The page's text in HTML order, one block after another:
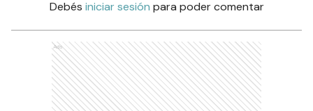
Debés iniciar sesión para poder comentar
Ads